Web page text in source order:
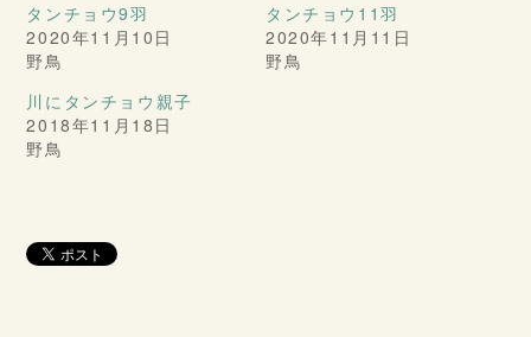
タンチョウ9羽
2020年11月10日
野鳥
タンチョウ11羽
2020年11月11日
野鳥
川にタンチョウ親子
2018年11月18日
野鳥